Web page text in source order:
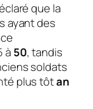
que la
ayant des
à 50, tandis
soldats
plus tôtan